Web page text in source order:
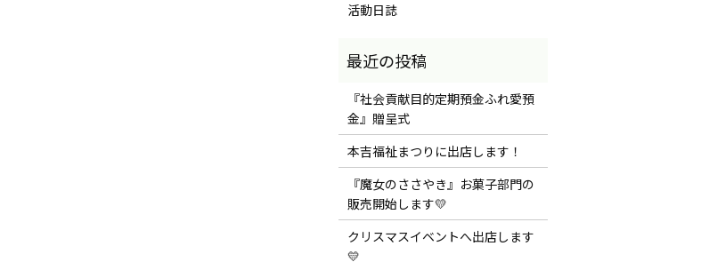
活動日誌
『社会貢献目的定期預金ふれ愛預
金』贈呈式
本吉福祉まつりに出店します！
『魔女のささやき』お菓子部門の
販売開始します💛
クリスマスイベントへ出店します
💛